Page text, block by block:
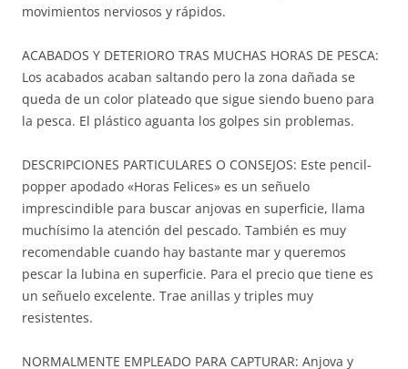
movimientos nerviosos y rápidos.
ACABADOS Y DETERIORO TRAS MUCHAS HORAS DE PESCA:
Los acabados acaban saltando pero la zona dañada se
queda de un color plateado que sigue siendo bueno para
la pesca. El plástico aguanta los golpes sin problemas.
DESCRIPCIONES PARTICULARES O CONSEJOS: Este pencil-
popper apodado «Horas Felices» es un señuelo
imprescindible para buscar anjovas en superficie, llama
muchísimo la atención del pescado. También es muy
recomendable cuando hay bastante mar y queremos
pescar la lubina en superficie. Para el precio que tiene es
un señuelo excelente. Trae anillas y triples muy
resistentes.
NORMALMENTE EMPLEADO PARA CAPTURAR: Anjova y